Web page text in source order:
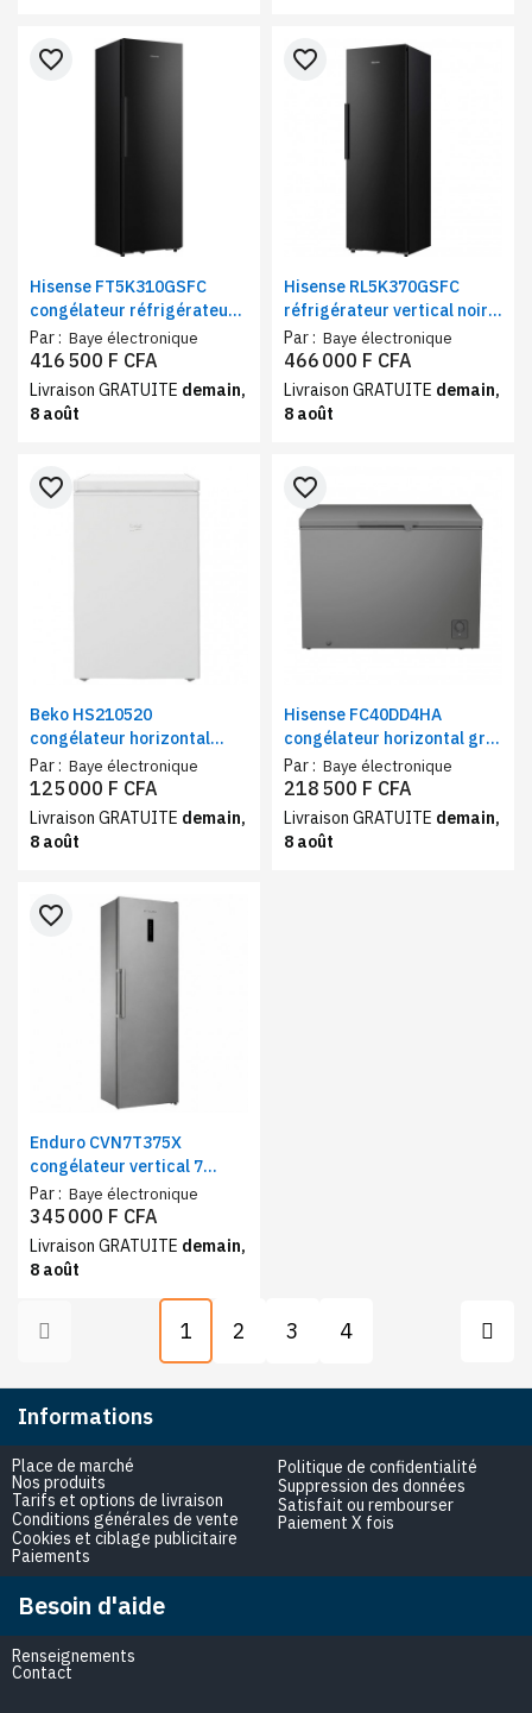
Hisense FT5K310GSFC
congélateur réfrigérateur
vertical noir 312 litres |
Frigo combiné No Frost
classe C connecté Wi-Fi
Par : Baye électronique
favorite_border
416 500 F CFA
Livraison GRATUITE demain,
8 août
Hisense RL5K370GSFC
réfrigérateur vertical noir
372 litres | Frigo
congélateur combiné
classe C connecté Wi-Fi
Par : Baye électronique
favorite_border
466 000 F CFA
Livraison GRATUITE demain,
8 août
Beko HS210520
congélateur horizontal
blanc, 104 litres, classe A+
Par : Baye électronique
favorite_border
125 000 F CFA
Livraison GRATUITE demain,
8 août
Hisense FC40DD4HA
congélateur horizontal gris
400 litres, classe A+ R134a
/ 155 g
Par : Baye électronique
favorite_border
218 500 F CFA
Livraison GRATUITE demain,
8 août
Enduro CVN7T375X
congélateur vertical 7
tiroirs 375L inox, No Frost
classe A+++
Par : Baye électronique
favorite_border
345 000 F CFA
Livraison GRATUITE demain,
8 août
1 2 3 4
Informations
Place de marché
Nos produits
Tarifs et options de livraison
Conditions générales de vente
Cookies et ciblage publicitaire
Paiements
Politique de confidentialité
Suppression des données
Satisfait ou rembourser
Paiement X fois
Besoin d'aide
Renseignements
Contact